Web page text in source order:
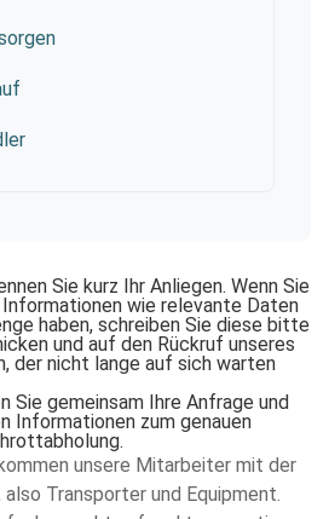
Sie kurz Ihr Anliegen. Wenn Sie
wie relevante Daten
haben, schreiben Sie diese bitte
und auf den Rückruf unseres
der nicht lange auf sich warten
Sie gemeinsam Ihre Anfrage und
Informationen zum genauen
unsere Mitarbeiter mit der
Transporter und Equipment.